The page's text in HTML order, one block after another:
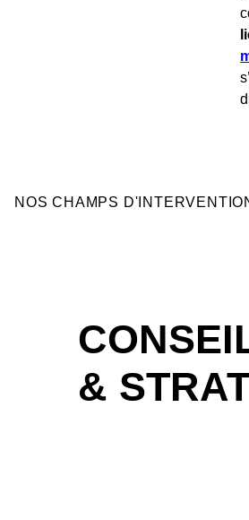
NOS CHAMPS
&